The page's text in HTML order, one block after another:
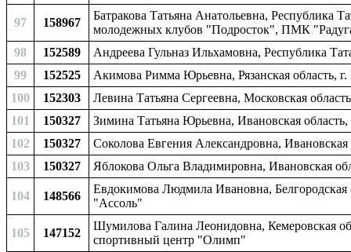
97 158967
Батракова Татьяна Анатольевна, Республика
молодежных клубов "Подросток", ПМК
98
152589
Андреева Гульназ Ильхамовна, Республика
99
152525
Акимова Римма Юрьевна, Рязанская область,
100
152303
Левина Татьяна Сергеевна, Московская
101
150327
Зимина Татьяна Юрьевна, Ивановская
102
150327
Соколова Евгения Александровна,
103
150327 Яблокова Ольга Владимировна, Ивановская
104 148566
Евдокимова Людмила Ивановна, Белгородская
"Ассоль"
105 147152
Шумилова Галина Леонидовна, Кемеровская
спортивный центр "Олимп"